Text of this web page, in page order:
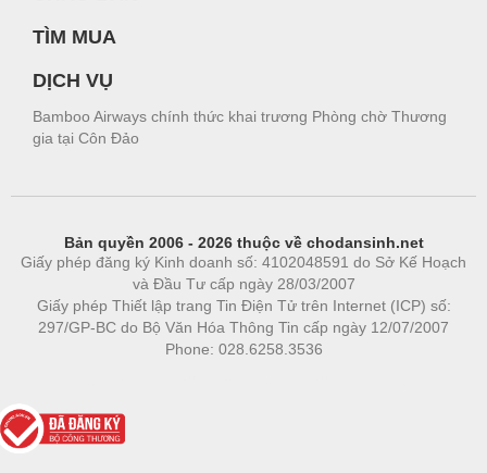
TÌM MUA
DỊCH VỤ
Bamboo Airways chính thức khai trương Phòng chờ Thương
gia tại Côn Đảo
Bản quyền 2006 - 2026 thuộc về chodansinh.net
Giấy phép đăng ký Kinh doanh số: 4102048591 do Sở Kế Hoạch
và Đầu Tư cấp ngày 28/03/2007
Giấy phép Thiết lập trang Tin Điện Tử trên Internet (ICP) số:
297/GP-BC do Bộ Văn Hóa Thông Tin cấp ngày 12/07/2007
Phone: 028.6258.3536